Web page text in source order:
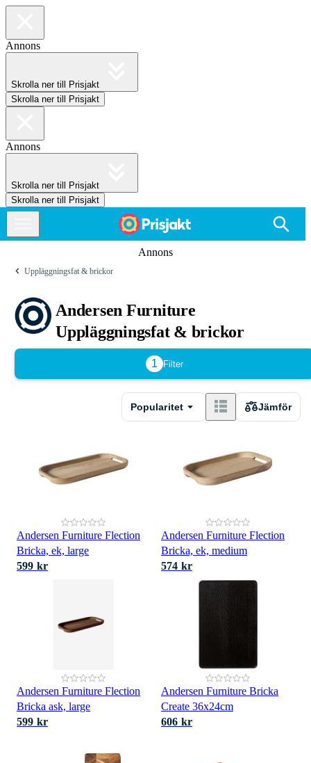
Annons
Skrolla ner till Prisjakt
Skrolla ner till Prisjakt
Annons
Skrolla ner till Prisjakt
Skrolla ner till Prisjakt
Annons
Uppläggningsfat & brickor
Andersen Furniture
Uppläggningsfat & brickor
1 Filter
Popularitet Jämför
Andersen Furniture Flection
Bricka, ek, large
599 kr
Andersen Furniture Flection
Bricka, ek, medium
574 kr
Andersen Furniture Flection
Bricka ask, large
599 kr
Andersen Furniture Bricka
Create 36x24cm
606 kr